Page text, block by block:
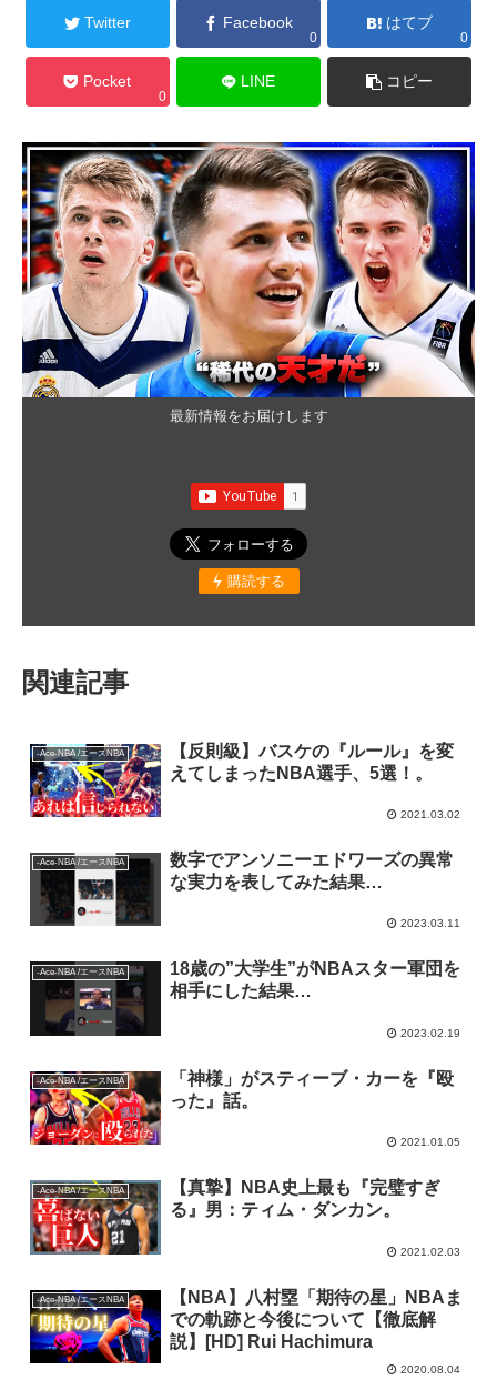
Twitter Facebook
0
はてブ
0
Pocket
0
LINE コピー
最新情報をお届けします
購読する
関連記事
-Ace-NBA /エースNBA
【反則級】バスケの『ルール』を変
えてしまったNBA選手、5選！。
2021.03.02
-Ace-NBA /エースNBA
数字でアンソニーエドワーズの異常
な実力を表してみた結果…
2023.03.11
-Ace-NBA /エースNBA
18歳の”大学生”がNBAスター軍団を
相手にした結果…
2023.02.19
-Ace-NBA /エースNBA
「神様」がスティーブ・カーを『殴
った』話。
2021.01.05
-Ace-NBA /エースNBA
【真摯】NBA史上最も『完璧すぎ
る』男：ティム・ダンカン。
2021.02.03
-Ace-NBA /エースNBA
【NBA】八村塁「期待の星」NBAま
での軌跡と今後について【徹底解
説】[HD] Rui Hachimura
2020.08.04